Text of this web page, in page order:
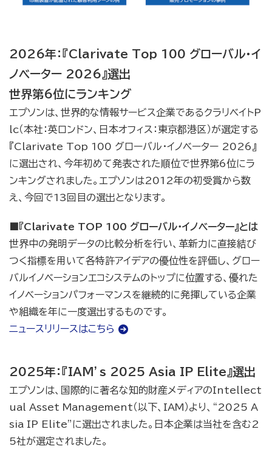
2026年：『Clarivate Top 100 グローバル・イ
ノベーター 2026』選出
世界第6位にランキング
エプソンは、世界的な情報サービス企業であるクラリベイトP
lc（本社：英ロンドン、日本オフィス：東京都港区）が選定する
『Clarivate Top 100 グローバル・イノベーター 2026』
に選出され、今年初めて発表された順位で世界第6位にラ
ンキングされました。エプソンは2012年の初受賞から数
え、今回で13回目の選出となります。
■『Clarivate TOP 100 グローバル・イノベーター』とは
世界中の発明データの比較分析を行い、革新力に直接結び
つく指標を用いて各特許アイデアの優位性を評価し、グロー
バルイノベーションエコシステムのトップに位置する、優れた
イノベーションパフォーマンスを継続的に発揮している企業
や組織を年に一度選出するものです。
ニュースリリースはこちら
2025年：『IAM’s 2025 Asia IP Elite』選出
エプソンは、国際的に著名な知的財産メディアのIntellect
ual Asset Management（以下、IAM）より、“2025 A
sia IP Elite”に選出されました。日本企業は当社を含む2
5社が選定されました。